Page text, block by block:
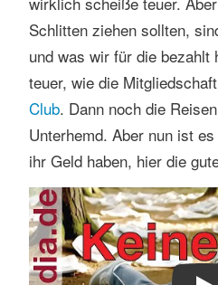
Schlitten ziehen sollten,
und was wir für die bezahlt
teuer, wie die
Club. Dann noch die
Unterhemd. Aber nun ist
ihr Geld haben, hier die